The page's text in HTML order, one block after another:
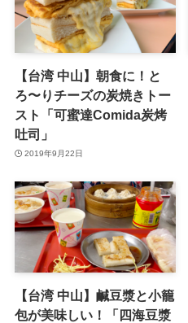
【台湾 中山】朝食に！と
ろ〜りチーズの炭焼きトー
スト「可蜜達Comida炭烤
吐司」
2019年9月22日
【台湾 中山】鹹豆漿と小籠
包が美味しい！「四海豆漿